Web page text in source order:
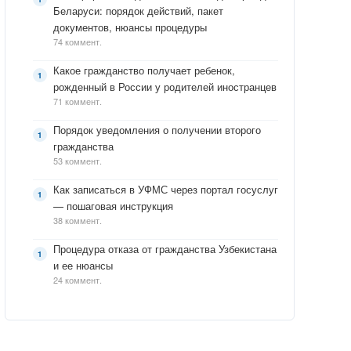
Беларуси: порядок действий, пакет
документов, нюансы процедуры
74 коммент.
Какое гражданство получает ребенок,
рожденный в России у родителей иностранцев
71 коммент.
Порядок уведомления о получении второго
гражданства
53 коммент.
Как записаться в УФМС через портал госуслуг
— пошаговая инструкция
38 коммент.
Процедура отказа от гражданства Узбекистана
и ее нюансы
24 коммент.